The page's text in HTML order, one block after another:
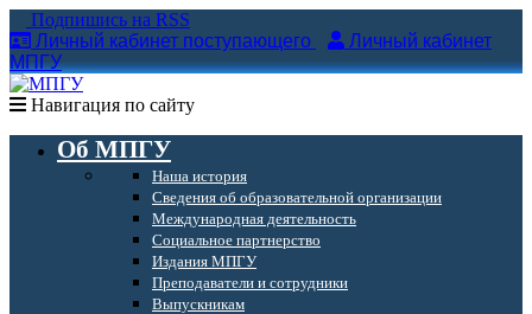
Подпишись на RSS
Личный кабинет поступающего
Личный кабинет
МПГУ
Навигация по сайту
Об МПГУ
Наша история
Сведения об образовательной организации
Международная деятельность
Социальное партнерство
Издания МПГУ
Преподаватели и сотрудники
Выпускникам